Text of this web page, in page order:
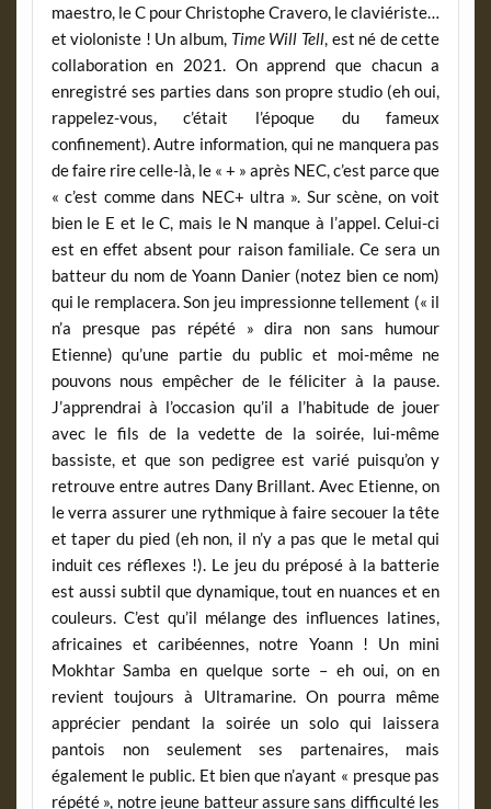
maestro, le C pour Christophe Cravero, le claviériste…
et violoniste ! Un album, Time Will Tell, est né de cette
collaboration en 2021. On apprend que chacun a
enregistré ses parties dans son propre studio (eh oui,
rappelez-vous, c’était l’époque du fameux
confinement). Autre information, qui ne manquera pas
de faire rire celle-là, le « + » après NEC, c’est parce que
« c’est comme dans NEC+ ultra ». Sur scène, on voit
bien le E et le C, mais le N manque à l’appel. Celui-ci
est en effet absent pour raison familiale. Ce sera un
batteur du nom de Yoann Danier (notez bien ce nom)
qui le remplacera. Son jeu impressionne tellement (« il
n’a presque pas répété » dira non sans humour
Etienne) qu’une partie du public et moi-même ne
pouvons nous empêcher de le féliciter à la pause.
J’apprendrai à l’occasion qu’il a l’habitude de jouer
avec le fils de la vedette de la soirée, lui-même
bassiste, et que son pedigree est varié puisqu’on y
retrouve entre autres Dany Brillant. Avec Etienne, on
le verra assurer une rythmique à faire secouer la tête
et taper du pied (eh non, il n’y a pas que le metal qui
induit ces réflexes !). Le jeu du préposé à la batterie
est aussi subtil que dynamique, tout en nuances et en
couleurs. C’est qu’il mélange des influences latines,
africaines et caribéennes, notre Yoann ! Un mini
Mokhtar Samba en quelque sorte – eh oui, on en
revient toujours à Ultramarine. On pourra même
apprécier pendant la soirée un solo qui laissera
pantois non seulement ses partenaires, mais
également le public. Et bien que n’ayant « presque pas
répété », notre jeune batteur assure sans difficulté les